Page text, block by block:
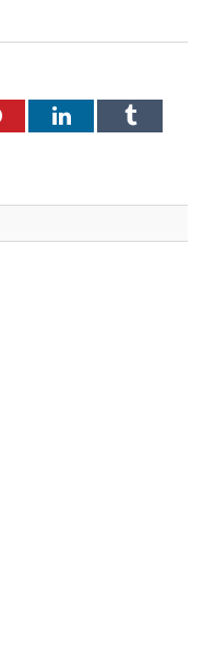
PinterestLinkedInTumblr